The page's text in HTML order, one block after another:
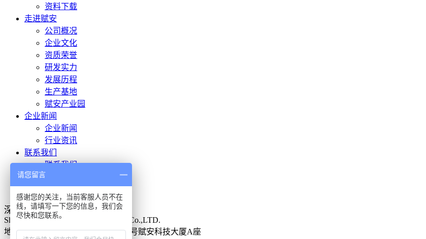
资料下载
走进赋安
公司概况
企业文化
资质荣誉
研发实力
发展历程
生产基地
赋安产业园
企业新闻
企业新闻
行业资讯
联系我们
联系我们
投诉建议
深圳市赋安安全系统有限公司
Shenzhen Forsafe System Technology Co.,LTD.
地址：深圳市南山区高新南一道013号赋安科技大厦A座
请您留言
感谢您的关注，当前客服人员不在
线，请填写一下您的信息，我们会
尽快和您联系。